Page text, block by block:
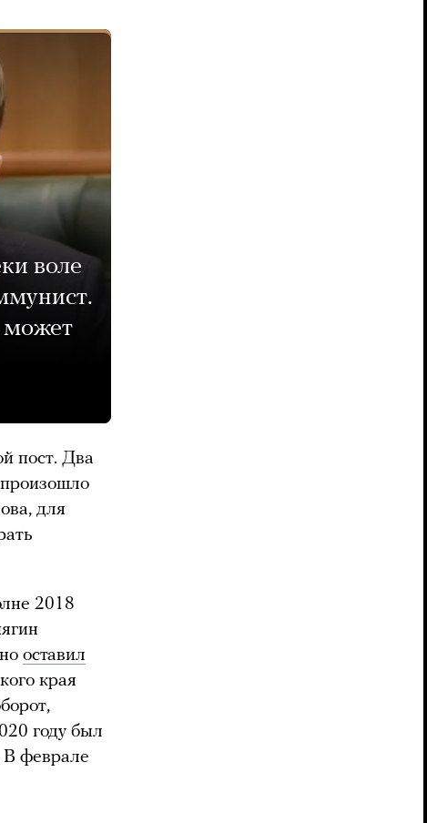
воле
может
пост. Два
для
2018
оставил
края
году был
В феврале